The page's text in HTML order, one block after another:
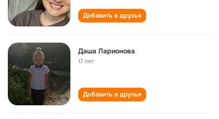
Добавить в друзья
Даша Ларионова
17 лет
Добавить в друзья